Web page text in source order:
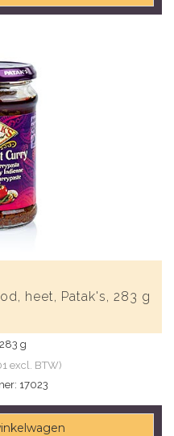
heet, Patak's, 283 g
g
excl. BTW)
17023